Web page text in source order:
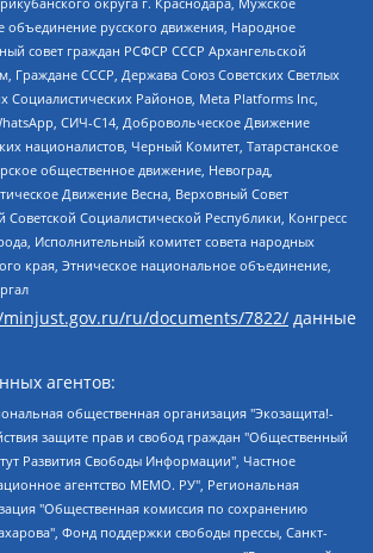
объединение русского движения, Народное
совет граждан РСФСР СССР Архангельской
Граждане СССР, Держава Союз Советских Светлых
Социалистических Районов, Meta Platforms Inc,
СИЧ-С14, Добровольческое Движение
националистов, Черный Комитет, Татарстанское
общественное движение, Невоград,
Движение Весна, Верховный Совет
Советской Социалистической Республики, Конгресс
Исполнительный комитет совета народных
края, Этническое национальное объединение,
ru/documents/7822/ данные
агентов:
агентство "MEDIUM-ORIENT", Красноярская региональная общественная организация "Мы против СПИДа", Камалягин Денис Николаевич, Маркелов Сергей Евгеньевич, Пономарев Лев Александрович, Савицкая Людмила Алексеевна, Автономная некоммерческая организация "Центр по работе с проблемой насилия "НАСИЛИЮ.НЕТ", Межрегиональный профессиональный союз работников здравоохранения "Альянс врачей", Юридическое лицо, зарегистрированное в Латвийской Республике, SIA "Medusa Project" (регистрационный номер 40103797863, дата регистрации 10.06.2014), Некоммерческая организация "Фонд по борьбе с коррупцией", Автономная некоммерческая организация "Институт права и публичной политики", Баданин Роман Сергеевич, Гликин Максим Александрович, Железнова Мария Михайловна, Лукьянова Юлия Сергеевна, Маетная Елизавета Витальевна, Маняхин Петр Борисович, Чуракова Ольга Владимировна, Ярош Юлия Петровна, Юридическое лицо "The Insider SIA", зарегистрированное в Риге, Латвийская Республика (дата регистрации 26.06.2015), являющееся администратором доменного имени интернет-издания "The Insider SIA", https://theins.ru, Постернак Алексей Евгеньевич, Рубин Михаил Аркадьевич, Анин Роман Александрович, Юридическое лицо Istories fonds, зарегистрированное в Латвийской Республике (регистрационный номер 50008295751, дата регистрации 24.02.2020), Великовский Дмитрий Александрович, Долинина Ирина Николаевна, Мароховская Алеся Алексеевна, Шлейнов Роман Юрьевич, Шмагун Олеся Валентиновна, Общество с ограниченной ответственностью "Альтаир 2021", Общество с ограниченной ответственностью "Вега 2021", Общество с ограниченной ответственностью "Главный редактор 2021", Общество с ограниченной ответственностью "Ромашки монолит", Важенков Артем Валерьевич, Ивановская областная общественная организация "Центр гендерных исследований", Гурман Юрий Альбертович, Медиапроект "ОВД-Инфо", Егоров Владимир Владимирович, Жилинский Владимир Александрович, Общество с ограниченной ответственностью "ЗП", Иванова София Юрьевна, Карезина Инна Павловна, Кильтау Екатерина Викторовна, Петров Алексей Викторович, Пискунов Сергей Евгеньевич, Смирнов Сергей Сергеевич, Тихонов Михаил Сергеевич, Общество с ограниченной ответственностью "ЖУРНАЛИСТ-ИНОСТРАННЫЙ АГЕНТ", Арапова Галина Юрьевна, Вольтская Татьяна Анатольевна, Американская компания "Mason G.E.S. Anonymous Foundation" (США), являющаяся владельцем интернет-издания https://mnews.world/, Компания "Stichting Bellingcat", зарегистрированная в Нидерландах (дата регистрации 11.07.2018), Захаров Андрей Вячеславович, Клепиковская Екатерина Дмитриевна, Общество с ограниченной ответственностью "МЕМО", Перл Роман Александрович, Симонов Евгений Алексеевич, Соловьева Елена Анатольевна, Сотников Даниил Владимирович, Сурначева Елизавета Дмитриевна, Автономная некоммерческая организация по защите прав человека и информированию населения "Якутия – Наше Мнение", Общество с ограниченной ответственностью "Москоу диджитал медиа", с 26.01.2023 Общество с ограниченной ответственностью "Чайка Белые сады", Ветошкина Валерия Валерьевна, Заговора Максим Александрович, Межрегиональное общественное движение "Российская ЛГБТ - сеть", Оленичев Максим Владимирович, Павлов Иван Юрьевич, Скворцова Елена Сергеевна, Общество с ограниченной ответственностью "Как бы инагент", Кочетков Игорь Викторович, Общество с ограниченной ответственностью "Честные выборы", Еланчик Олег Александрович, Общество с ограниченной ответственностью "Нобелевский призыв", Гималова Регина Эмилевна, Григорьев Андрей Валерьевич, Григорьева Алина Александровна, Ассоциация по содействию защите прав призывников, альтернативнослужащих и военнослужащих "Правозащитная группа "Гражданин.Армия.Право", Хисамова Регина Фаритовна, Автономная некоммерческая организация по реализации социально-правовых программ "Лилит", Дальневосточное общественное движение "Маяк", Санкт-Петербургская ЛГБТ-инициативная группа "Выход", Инициативная группа ЛГБТ+ "Реверс", Алексеев Андрей Викторович, Бекбулатова Таисия Львовна, Беляев Иван Михайлович, Владыкина Елена Сергеевна, Гельман Марат Александрович, Никульшина Вероника Юрьевна, Толоконникова Надежда Андреевна, Шендерович Виктор Анатольевич, Общество с ограниченной ответственностью "Данное сообщение", Общество с ограниченной ответственностью Издательский дом "Новая глава", Айнбиндер Александра Александровна, Московский комьюнити-центр для ЛГБТ+инициатив, Благотворительный фонд развития филантропии, Deutsche Welle (Германия, Kurt-Schumacher-Strasse 3, 53113 Bonn), Борзунова Мария Михайловна, Воробьев Виктор Викторович, Голубева Анна Львовна, Константинова Алла Михайловна, Малкова Ирина Владимировна, Мурадов Мурад Абдулгалимович, Осетинская Елизавета Николаевна, Понасенков Евгений Николаевич, Ганапольский Матвей Юрьевич, Киселев Евгений Алексеевич, Борухович Ирина Григорьевна, Дремин Иван Тимофеевич, Дубровский Дмитрий Викторович, Красноярская региональная общественная организация поддержки и развития альтернативных образовательных технологий и межкультурных коммуникаций "ИНТЕРРА", Маяковская Екатерина Алексеевна, Фейгин Марк Захарович, Филимонов Андрей Викторович, Дзугкоева Регина Николаевна, Доброхотов Роман Александрович, Дудь Юрий Александрович, Елкин Сергей Владимирович, Кругликов Кирилл Игоревич, Сабунаева Мария Леонидовна, Семенов Алексей Владимирович, Шаинян Карен Багратович, Шульман Екатерина Михайловна, Асафьев Артур Валерьевич, Вахштайн Виктор Семенович, Венедиктов Алексей Алексеевич, Лушникова Екатерина Евгеньевна, Волков Леонид Михайлович, Невзоров Александр Глебович, Пархоменко Сергей Борисович, Сироткин Ярослав Николаевич, Кара-Мурза Владимир Владимирович, Баранова Наталья Владимировна, Гозман Леонид Яковлевич, Кагарлицкий Борис Юльевич, Климарев Михаил Валерьевич, Милов Владимир Станиславович, Автономная некоммерческая организация Краснодарский центр современного искусства "Типография", Моргенштерн Алишер Тагирович, Соболь Любовь Эдуардовна, Общество с ограниченной ответственностью "ЛИЗА НОРМ", Каспаров Гарри Кимович, Ходорковский Михаил Борисович, Общество с ограниченной ответственностью "Апрельские тезисы", Данилович Ирина Брониславовна, Кашин Олег Владимирович, Петров Николай Владимирович, Пивоваров Алексей Владимирович, Соколов Михаил Владимирович, Цветкова Юлия Владимировна, Чичваркин Евгений Александрович, Комитет против пыток/Команда против пыток, Общество с ограниченной ответственностью "Первый научный", Общество с ограниченной ответственностью "Вертолет и ко", Белоцерковская Вероника Борисовна, Кац Максим Евгеньевич, Лазарева Татьяна Юрьевна, Шаведдинов Руслан Табризович, Яшин Илья Валерьевич, Общество с ограниченной ответственностью "Иноагент ААВ", Алешковский Дмитрий Петрович, Альбац Евгения Марковна, Быков Дмитрий Львович, Галямина Юлия Евгеньевна, Лойко Сергей Леонидович, Мартынов Кирилл Константинович, Медведев Сергей Александрович, Крашенинников Федор Геннадиевич, Гордеева Катерина Вл